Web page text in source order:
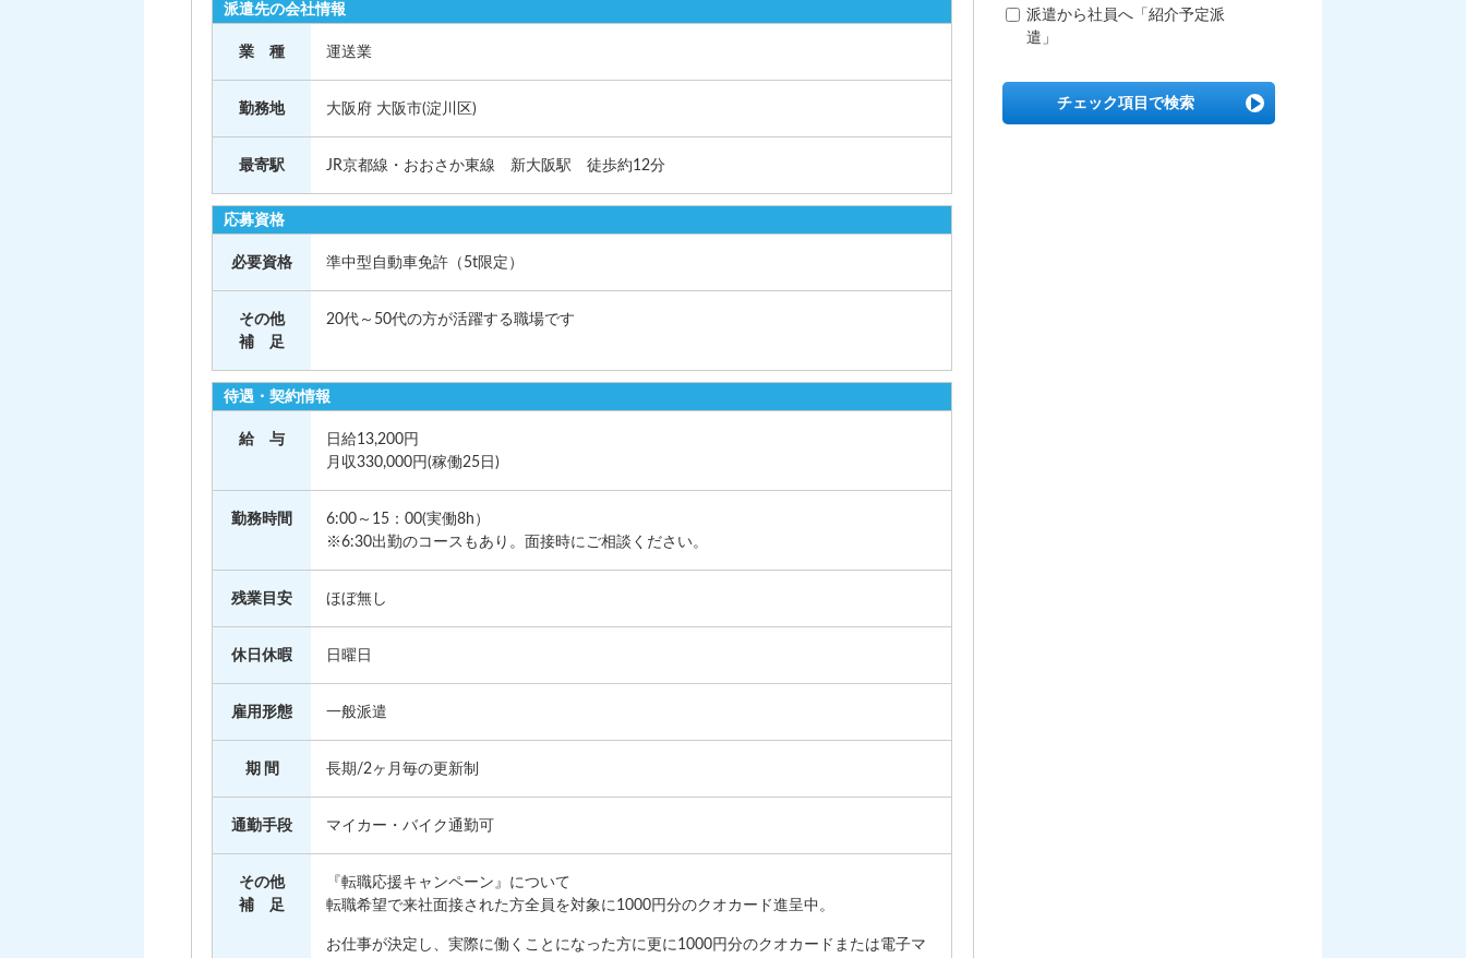
派遣先の会社情報
業 種 運送業
勤務地 大阪府 大阪市(淀川区)
最寄駅 JR京都線・おおさか東線 新大阪駅 徒歩約12分
応募資格
必要資格 準中型自動車免許（5t限定）
その他
補 足
20代～50代の方が活躍する職場です
待遇・契約情報
給 与
日給13,200円
月収330,000円(稼働25日)
勤務時間
6:00～15：00(実働8h）
※6:30出勤のコースもあり。面接時にご相談ください。
残業目安 ほぼ無し
休日休暇 日曜日
雇用形態 一般派遣
期 間 長期/2ヶ月毎の更新制
通勤手段 マイカー・バイク通勤可
その他
補 足
『転職応援キャンペーン』について
転職希望で来社面接された方全員を対象に1000円分のクオカード進呈中。
お仕事が決定し、実際に働くことになった方に更に1000円分のクオカードまたは電子マ
派遣から社員へ「紹介予定派
遣」
チェック項目で検索